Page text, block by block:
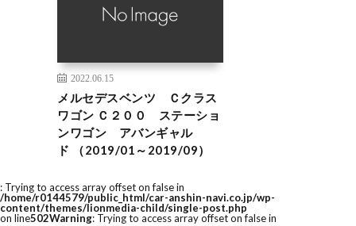
2022.06.15
メルセデスベンツ Ｃクラス
ワゴン Ｃ２００ ステーショ
ンワゴン アバンギャル
ド （2019/01～2019/09）
: Trying to access array offset on false in
/home/r0144579/public_html/car-anshin-navi.co.jp/wp-
content/themes/lionmedia-child/single-post.php
on line502Warning: Trying to access array offset on false in